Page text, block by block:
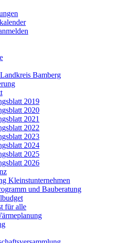
Bamberg
2019
2020
2021
2022
2023
2024
2025
2026
Kleinstunternehmen
und Bauberatung
für alle